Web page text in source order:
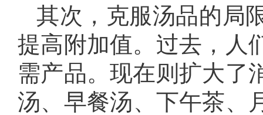
其次，克服汤品的局
提高附加值。过去，人
需产品。现在则扩大了
汤、早餐汤、下午茶